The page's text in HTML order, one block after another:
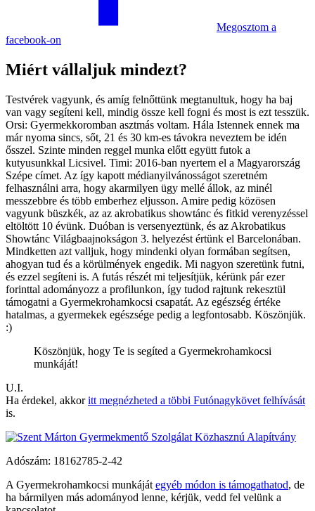
Megosztom a
facebook-on
Miért vállaljuk mindezt?
Testvérek vagyunk, és amíg felnőttünk megtanultuk, hogy ha baj
van vagy segíteni kell, mindig össze kell fogni és most is ezt tesszük.
Orsi: Gyermekkoromban asztmás voltam. Hála Istennek ennek ma
már nyoma sincs, sőt, 21 és 30 km-es távokra neveztem be idén
ősszel. Szinte minden reggel munka előtt együtt futok a
kutyusunkkal Licsivel. Timi: 2016-ban nyertem el a Magyarország
Szépe címet. Az így kapott médianyilvánosságot szeretném
felhasználni arra, hogy akarmilyen ügy mellé állok, az minél
messzebbre és több emberhez eljusson. Amire pedig közösen
vagyunk büszkék, az az akrobatikus showtánc és fitkid verenyzéssel
eltöltött 10 évünk. Duóban is versenyeztünk, és az Akrobatikus
Showtánc Világbaajnokságon 3. helyezést értünk el Barcelonában.
Mindketten azt valljuk, hogy mindenki olyan formában segítsen,
ahogyan tud és a körülmények engedik. Mi nagyon szeretünk futni,
és ezzel segíteni is. A futás részét mi teljesítjük, kérünk pár ezer
forinttal adományozz a profilunkon, így tudod rajtunk rekesztül
támogatni a Gyermekrohamkocsi csapatát. Az egészség értéke
hatalmas, a gyermekek egészsége pedig a legfontosabb. Köszönjük.
:)
Köszönjük, hogy Te is segíted a Gyermek­roham­kocsi
munkáját!
U.I.
Ha érdekel, akkoritt megnézheted a többi Futónagykövet felhívását
is.
Adószám: 18162785-2-42
A Gyermekrohamkocsi munkáját egyéb módon is támogathatod, de
ha bármilyen más adományod lenne, kérjük, vedd fel velünk a